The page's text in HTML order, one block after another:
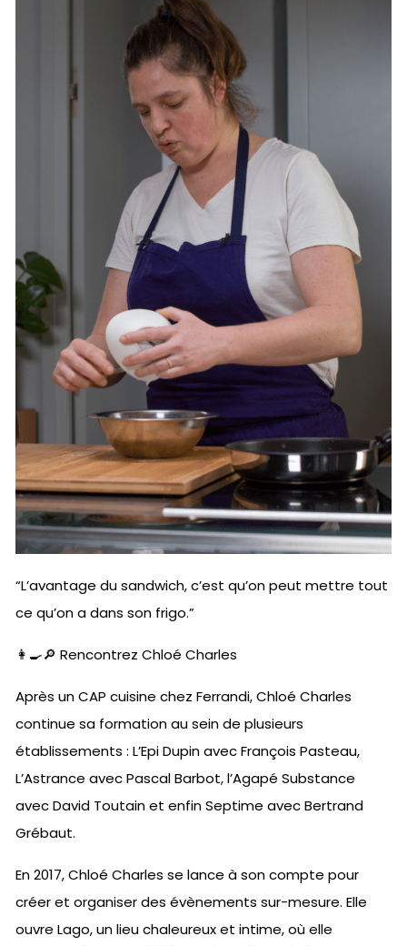
“L’avantage du sandwich, c’est qu’on peut mettre tout
ce qu’on a dans son frigo.”
👩‍🍳🔎 Rencontrez Chloé Charles
Après un CAP cuisine chez Ferrandi, Chloé Charles
continue sa formation au sein de plusieurs
établissements : L’Epi Dupin avec François Pasteau,
L’Astrance avec Pascal Barbot, l’Agapé Substance
avec David Toutain et enfin Septime avec Bertrand
Grébaut.
En 2017, Chloé Charles se lance à son compte pour
créer et organiser des évènements sur-mesure. Elle
ouvre Lago, un lieu chaleureux et intime, où elle